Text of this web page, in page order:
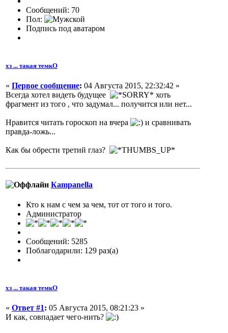
Сообщений: 70
Пол:
Подпись под аватаром
хз ... такая темкО
« Первое сообщение: 04 Августа 2015, 22:32:42 »
Всегда хотел видеть будущее
хоть
фрагмент из того , что задумал... получится или нет...
Нравится читать гороскоп на вчера
и сравнивать
правда-ложь...
Как бы обрести третий глаз?
Кampanella
Кто к нам с чем за чем, тот от того и того.
Администратор
Сообщений: 5285
Поблагодарили: 129 раз(а)
хз ... такая темкО
« Ответ #1: 05 Августа 2015, 08:21:23 »
И как, совпадает чего-нить?